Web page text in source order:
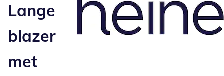
Lange
blazer
met